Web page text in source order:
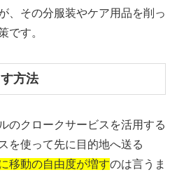
、その分服装やケア用品を削っ
です。
方法
のクロークサービスを活用する
を使って先に目的地へ送る
移動の自由度が増すのは言うま